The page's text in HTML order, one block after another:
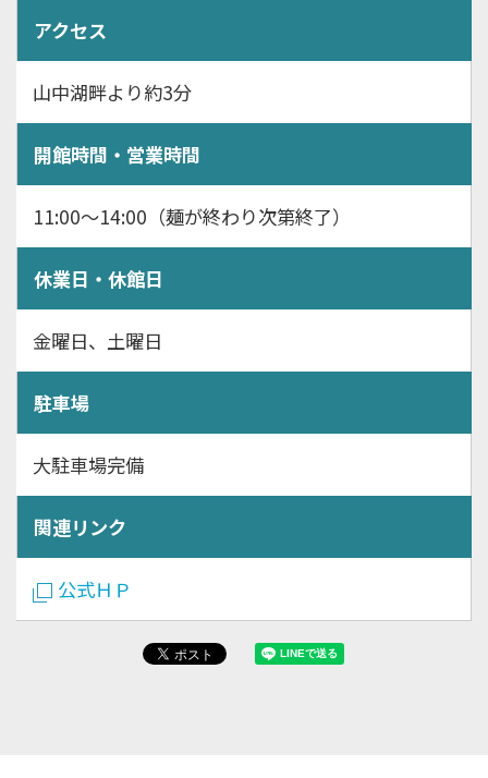
アクセス
山中湖畔より約3分
開館時間・営業時間
11:00～14:00（麺が終わり次第終了）
休業日・休館日
金曜日、土曜日
駐車場
大駐車場完備
関連リンク
公式ＨＰ